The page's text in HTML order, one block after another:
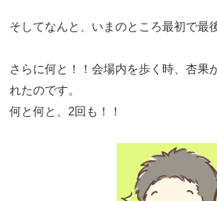
そしてなんと、いまのところ最初で最
さらに何と！！会場内を歩く時、杏果
れたのです。
何と何と、2回も！！